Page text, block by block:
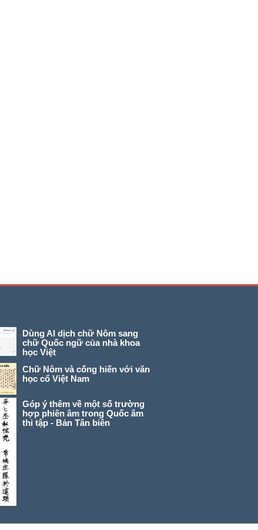
Dùng AI dịch chữ Nôm sang
chữ Quốc ngữ của nhà khoa
học Việt
Chữ Nôm và cống hiến với văn
học cổ Việt Nam
Góp ý thêm về một số trường
hợp phiên âm trong Quốc âm
thi tập - Bản Tân biên